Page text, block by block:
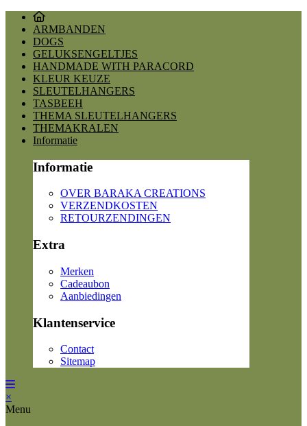
ARMBANDEN
DOGS
GELUKSENGELTJES
HANDMADE WITH PARACORD
KLEUR KEUZE
SLEUTELHANGERS
TASBEEH
THEMA SLEUTELHANGERS
THEMAKRALEN
Informatie
Informatie
OVER BARAKA CREATIONS
VERZENDKOSTEN
RETOURZENDINGEN
Extra
Merken
Cadeaubon
Aanbiedingen
Klantenservice
Contact
Sitemap
×
Menu